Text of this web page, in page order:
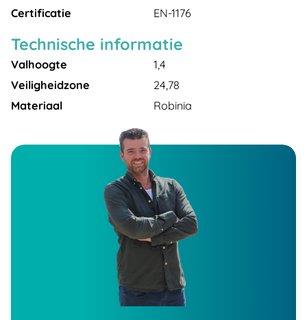
Certificatie
EN-1176
Technische informatie
Valhoogte
1,4
Veiligheidzone
24,78
Materiaal
Robinia